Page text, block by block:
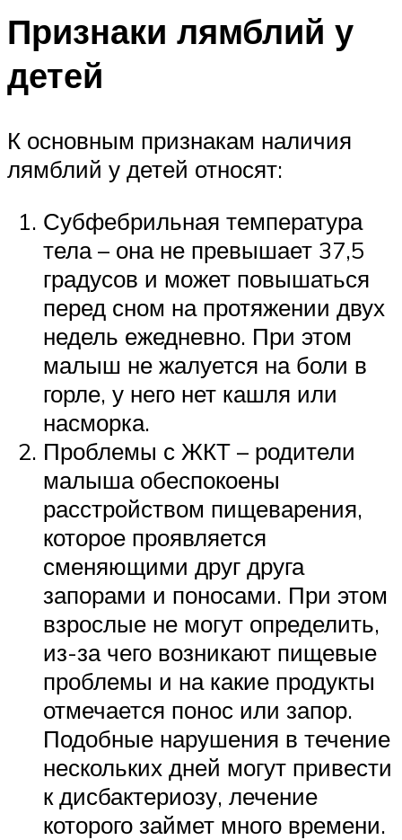
Признаки лямблий у
детей
К основным признакам наличия
лямблий у детей относят:
Субфебрильная температура
тела – она не превышает 37,5
градусов и может повышаться
перед сном на протяжении двух
недель ежедневно. При этом
малыш не жалуется на боли в
горле, у него нет кашля или
насморка.
Проблемы с ЖКТ – родители
малыша обеспокоены
расстройством пищеварения,
которое проявляется
сменяющими друг друга
запорами и поносами. При этом
взрослые не могут определить,
из-за чего возникают пищевые
проблемы и на какие продукты
отмечается понос или запор.
Подобные нарушения в течение
нескольких дней могут привести
к дисбактериозу, лечение
которого займет много времени.